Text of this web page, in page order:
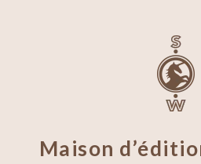
Maison